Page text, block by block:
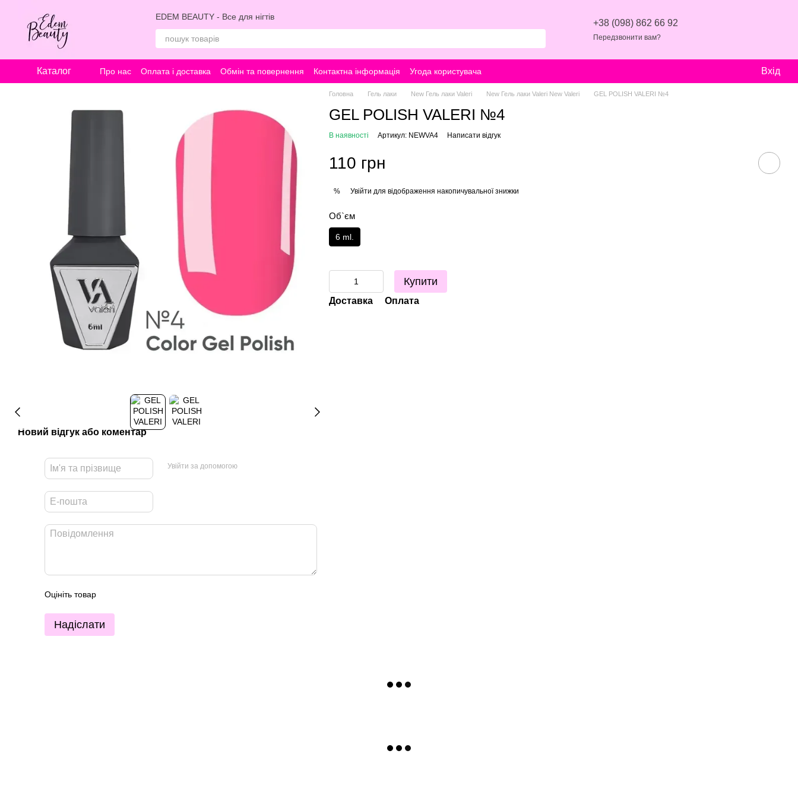
EDEM BEAUTY - Все для нігтів
+38 (098) 862 66 92
Передзвонити вам?
Каталог Про нас Оплата і доставка Обмін та повернення Контактна інформація Угода користувача Вхід
Новий відгук або коментар
Увійти за допомогою
Оцініть товар
Надіслати
Головна Гель лаки New Гель лаки Valeri New Гель лаки Valeri New Valeri GEL POLISH VALERI №4
GEL POLISH VALERI №4
В наявності Артикул: NEWVA4 Написати відгук
110 грн
% Увійти для відображення накопичувальної знижки
Об`єм
6 ml.
Купити
Доставка Оплата